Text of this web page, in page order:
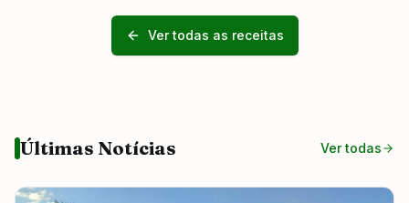
Ver todas as receitas
Últimas Notícias Ver todas